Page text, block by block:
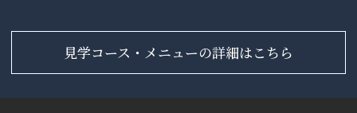
見学コース・メニューの詳細はこちら